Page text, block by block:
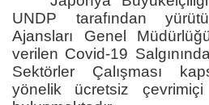
UNDP tarafından
Ajansları Genel
verilen Covid-19
Sektörler Çalışması
yönelik ücretsiz çevrimiçi